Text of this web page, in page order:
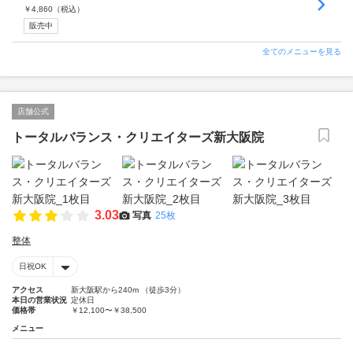
￥4,860 （税込）
販売中
全てのメニューを見る
店舗公式
トータルバランス・クリエイターズ新大阪院
3.03 写真 25枚
整体
日祝OK
アクセス
新大阪駅から240m （徒歩3分）
本日の営業状況 定休日
価格帯
￥12,100〜￥38,500
メニュー